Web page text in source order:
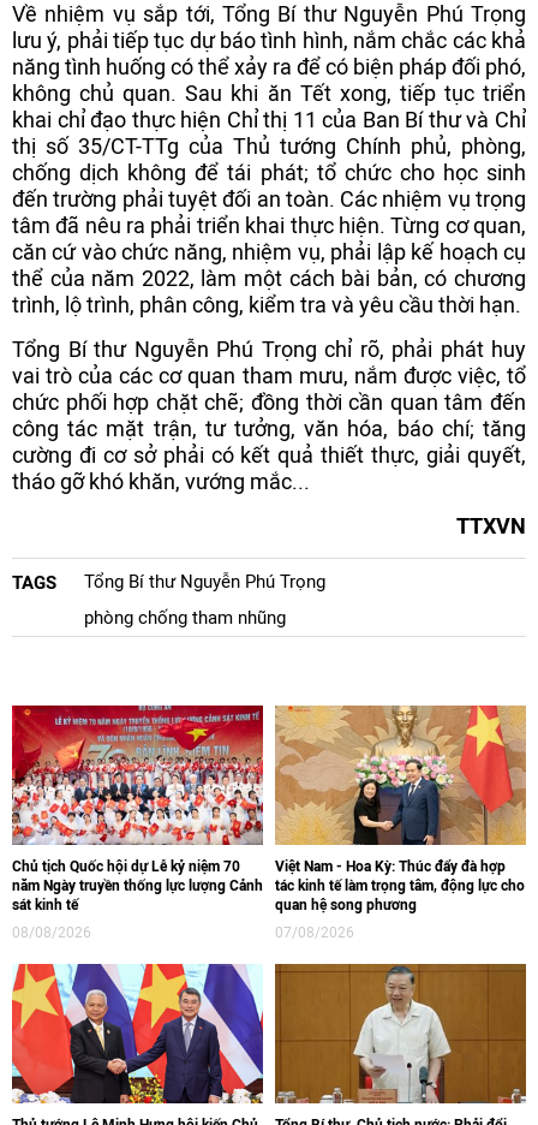
Về nhiệm vụ sắp tới, Tổng Bí thư Nguyễn Phú Trọng
lưu ý, phải tiếp tục dự báo tình hình, nắm chắc các khả
năng tình huống có thể xảy ra để có biện pháp đối phó,
không chủ quan. Sau khi ăn Tết xong, tiếp tục triển
khai chỉ đạo thực hiện Chỉ thị 11 của Ban Bí thư và Chỉ
thị số 35/CT-TTg của Thủ tướng Chính phủ, phòng,
chống dịch không để tái phát; tổ chức cho học sinh
đến trường phải tuyệt đối an toàn. Các nhiệm vụ trọng
tâm đã nêu ra phải triển khai thực hiện. Từng cơ quan,
căn cứ vào chức năng, nhiệm vụ, phải lập kế hoạch cụ
thể của năm 2022, làm một cách bài bản, có chương
trình, lộ trình, phân công, kiểm tra và yêu cầu thời hạn.
Tổng Bí thư Nguyễn Phú Trọng chỉ rõ, phải phát huy
vai trò của các cơ quan tham mưu, nắm được việc, tổ
chức phối hợp chặt chẽ; đồng thời cần quan tâm đến
công tác mặt trận, tư tưởng, văn hóa, báo chí; tăng
cường đi cơ sở phải có kết quả thiết thực, giải quyết,
tháo gỡ khó khăn, vướng mắc...
TTXVN
TAGS
Tổng Bí thư Nguyễn Phú Trọng
phòng chống tham nhũng
Chủ tịch Quốc hội dự Lễ kỷ niệm 70
năm Ngày truyền thống lực lượng Cảnh
sát kinh tế
08/08/2026
Việt Nam - Hoa Kỳ: Thúc đẩy đà hợp
tác kinh tế làm trọng tâm, động lực cho
quan hệ song phương
07/08/2026